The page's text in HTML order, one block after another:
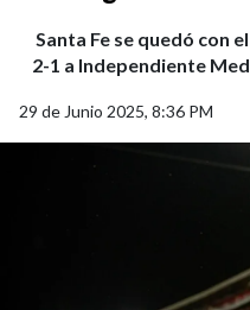
Santa Fe se quedó con
2-1 a Independiente
29 de Junio 2025, 8:36 PM